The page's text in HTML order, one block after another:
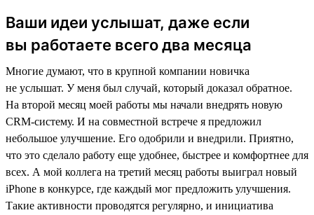
Ваши идеи услышат, даже если
вы работаете всего два месяца
Многие думают, что в крупной компании новичка
не услышат. У меня был случай, который доказал обратное.
На второй месяц моей работы мы начали внедрять новую
CRM-систему. И на совместной встрече я предложил
небольшое улучшение. Его одобрили и внедрили. Приятно,
что это сделало работу еще удобнее, быстрее и комфортнее для
всех. А мой коллега на третий месяц работы выиграл новый
iPhone в конкурсе, где каждый мог предложить улучшения.
Такие активности проводятся регулярно, и инициатива